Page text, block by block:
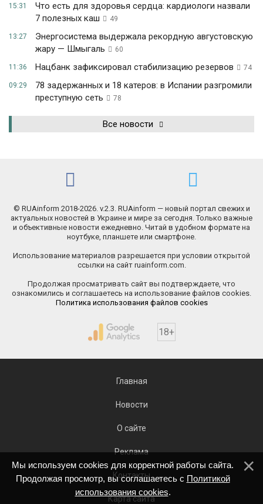
15:31
Что есть для здоровья сердца: кардиологи назвали
7 полезных каш
49
13:27
Энергосистема выдержала рекордную августовскую
жару — Шмыгаль
60
11:36 Нацбанк зафиксировал стабилизацию резервов 74
09:29
78 задержанных и 18 катеров: в Испании разгромили
преступную сеть
78
Все новости
© RUAinform 2018-2026. v.2.3. RUAinform — новый портал свежих и
актуальных новостей в Украине и мире за сегодня. Только важные
и объективные новости ежедневно. Читай в удобном формате на
ноутбуке, планшете или смартфоне.
Использование материалов разрешается при условии открытой
ссылки на сайт ruainform.com.
Продолжая просматривать сайт вы подтверждаете, что
ознакомились и соглашаетесь на использование файлов cookies.
Политика использования файлов cookies
18+
Главная
Новости
О сайте
Реклама
Контакты
Карта сайта
Мы используем cookies для корректной работы сайта.
Продолжая просмотр, вы соглашаетесь с Политикой
использования cookies.